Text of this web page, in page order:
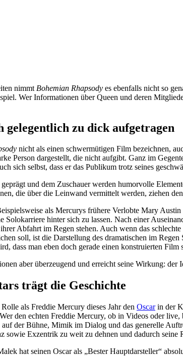
nimmt Bohemian Rhapsody es ebenfalls nicht so
Wer Informationen über Queen und deren
gelegentlich zu dick aufgetragen
nicht als einen schwermütigen Film bezeichnen,
Person dargestellt, die nicht aufgibt. Ganz im
sich selbst, dass er das Publikum trotz seines
und dem Zuschauer werden humorvolle
die über die Leinwand vermittelt werden, ziehen
als Mercurys frühere Verlobte Mary
Solokarriere hinter sich zu lassen. Nach einer
Abfahrt im Regen stehen. Auch wenn das
soll, ist die Darstellung des dramatischen im
dass man eben doch gerade einen konstruierten Film
aber überzeugend und erreicht seine Wirkung:
trägt die Geschichte
als Freddie Mercury dieses Jahr den Oscarin der
den echten Freddie Mercury, ob in Videos oder
der Bühne, Mimik im Dialog und das generelle
sowie Exzentrik zu weit zu dehnen und dadurch seine
hat seinen Oscar als „Bester Hauptdarsteller“